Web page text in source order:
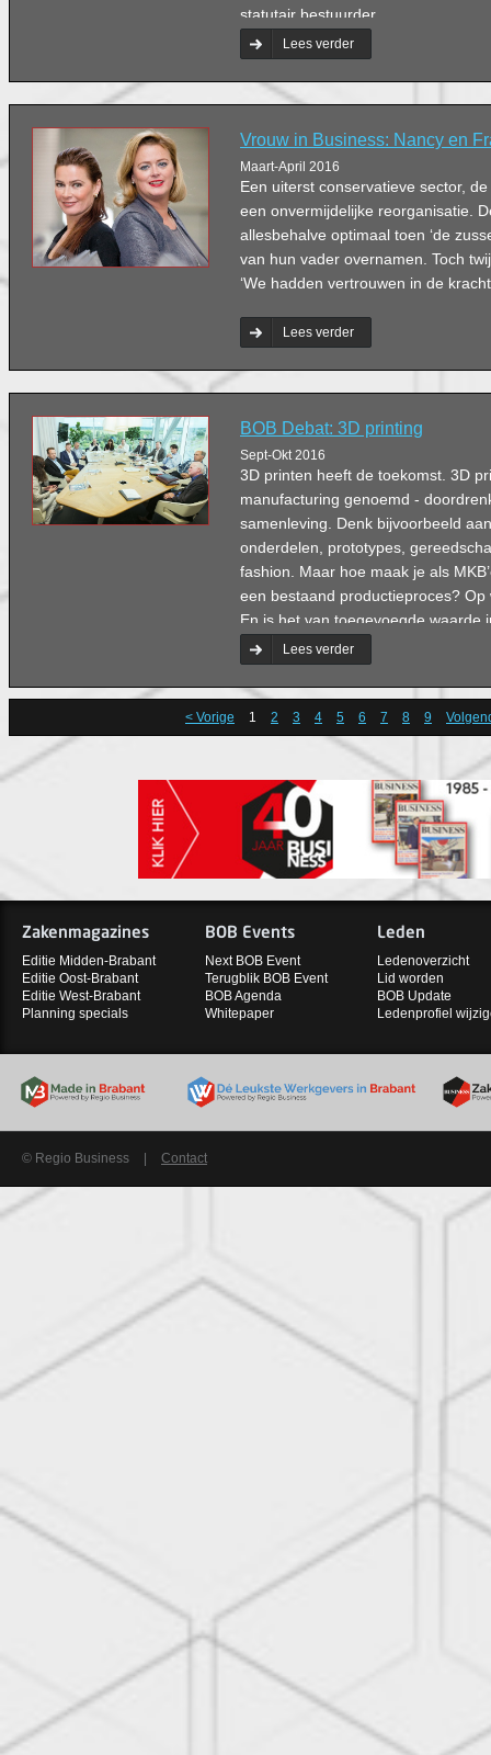
statutair bestuurder.
Lees verder
Vrouw in Business: Nancy en
Maart-April 2016
Een uiterst conservatieve sector,
een onvermijdelijke reorganisatie.
allesbehalve optimaal toen ‘de
van hun vader overnamen. Toch
‘We hadden vertrouwen in de
Lees verder
BOB Debat: 3D printing
Sept-Okt 2016
3D printen heeft de toekomst. 3D
manufacturing genoemd -
samenleving. Denk bijvoorbeeld
onderdelen, prototypes,
fashion. Maar hoe maak je als
een bestaand productieproces?
En is het van toegevoegde waarde
Gespreksleider Bert Damen
aan het BOB Debat.
Lees verder
< Vorige 1 2 3 4 5 6 7 8 9
Zakenmagazines
Editie Midden-Brabant
Editie Oost-Brabant
Editie West-Brabant
Planning specials
BOB Events
Next BOB Event
Terugblik BOB Event
BOB Agenda
Whitepaper
Leden
Ledenoverzicht
Lid worden
BOB Update
Ledenprofiel
© Regio Business Contact